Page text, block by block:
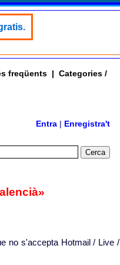
freqüents | Categories /
Entra | Enregistra't
no s'accepta Hotmail / Live /